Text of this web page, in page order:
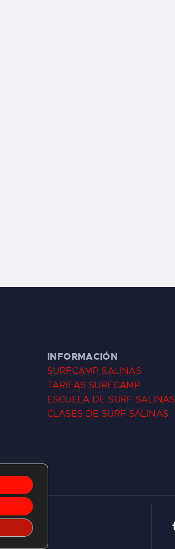
INFORMACIÓN
SURFCAMP SALINAS
TARIFAS SURFCAMP
ESCUELA DE SURF SALINAS
CLASES DE SURF SALINAS